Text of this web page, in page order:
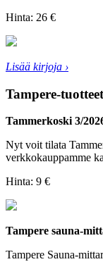
Hinta: 26 €
Lisää kirjoja ›
Tampere-tuotteet
Tammerkoski 3/
Nyt voit tilata
verkkokauppamme
Hinta: 9 €
Tampere sauna-
Tampere Sauna-